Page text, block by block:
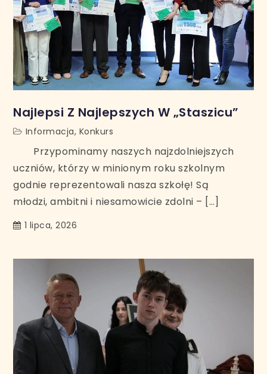
Najlepsi Z Najlepszych W „Staszicu”
Informacja, Konkurs
Przypominamy naszych najzdolniejszych
uczniów, którzy w minionym roku szkolnym
godnie reprezentowali nasza szkołę! Są
młodzi, ambitni i niesamowicie zdolni – […]
1 lipca, 2026